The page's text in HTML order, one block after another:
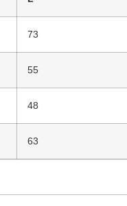
73
55
48
63